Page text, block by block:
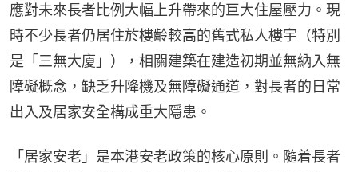
應對未來長者比例大幅上升帶來的巨大住屋壓力。現
時不少長者仍居住於樓齡較高的舊式私人樓宇（特別
是「三無大廈」），相關建築在建造初期並無納入無
障礙概念，缺乏升降機及無障礙通道，對長者的日常
出入及居家安全構成重大隱患。
「居家安老」是本港安老政策的核心原則。隨着長者